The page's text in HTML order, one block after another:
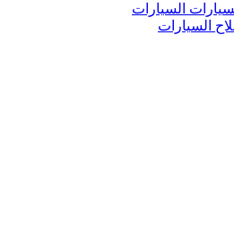
السيارات
السيارات